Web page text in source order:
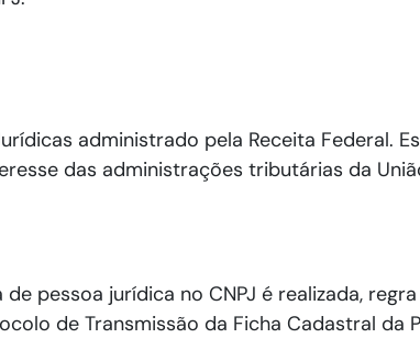
administrado pela Receita Federal.
das administrações tributárias da
pessoa jurídica no CNPJ é realizada,
de Transmissão da Ficha Cadastral da